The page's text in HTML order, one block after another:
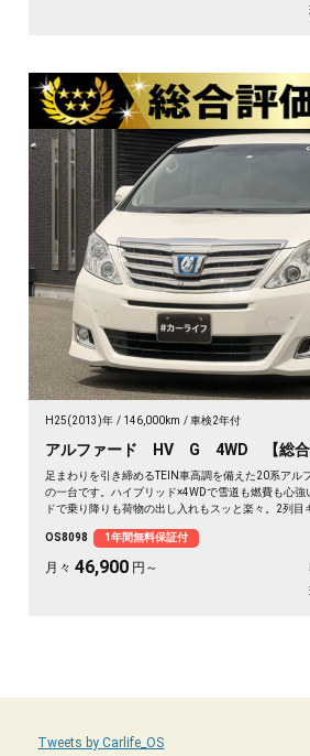
H25(2013)年 146,000km 車検2年付
アルファード HV G 4WD 【総合
足まわりを引き締めるTEIN車高調を備えた20系アル
の一台です。ハイブリッド×4WDで雪道も燃費も心強
ドで乗り降りも荷物の出し入れもスッと楽々。2列
征も余裕の空間で。この一台なら移動そのものが楽し
《1年保証付》
OS8098 1年間無料保証付
月々 46,900 円～
Tweets by Carlife_OS